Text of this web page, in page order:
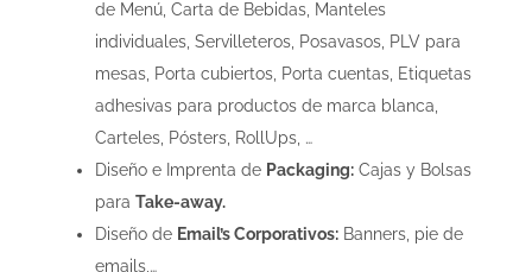
de Menú, Carta de Bebidas, Manteles
individuales, Servilleteros, Posavasos, PLV para
mesas, Porta cubiertos, Porta cuentas, Etiquetas
adhesivas para productos de marca blanca,
Carteles, Pósters, RollUps, …
Diseño e Imprenta de Packaging: Cajas y Bolsas
para Take-away.
Diseño de Email’s Corporativos: Banners, pie de
emails,…